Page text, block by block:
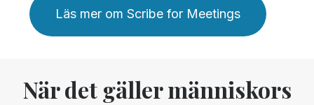
Läs mer om Scribe for Meetings
När det gäller människors